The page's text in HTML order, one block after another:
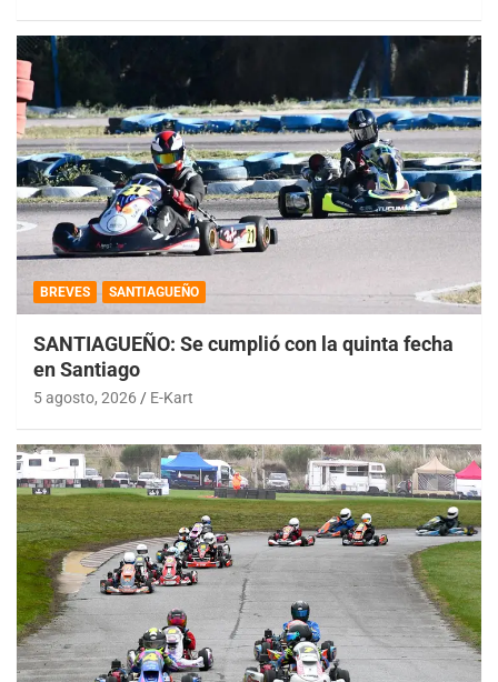
BREVES SANTIAGUEÑO
SANTIAGUEÑO: Se cumplió con la quinta fecha
en Santiago
5 agosto, 2026 E-Kart